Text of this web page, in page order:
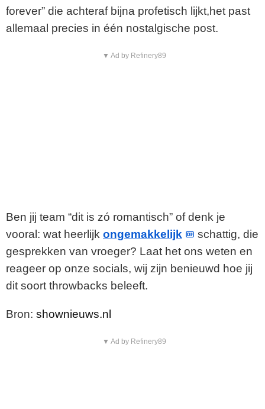
forever” die achteraf bijna profetisch lijkt,het past
allemaal precies in één nostalgische post.
▼ Ad by Refinery89
Ben jij team “dit is zó romantisch” of denk je
vooral: wat heerlijk ongemakkelijk
schattig, die
gesprekken van vroeger? Laat het ons weten en
reageer op onze socials, wij zijn benieuwd hoe jij
dit soort throwbacks beleeft.
Bron: shownieuws.nl
▼ Ad by Refinery89